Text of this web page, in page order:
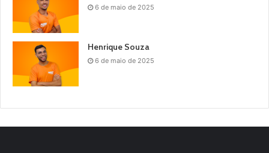
6 de maio de 2025
Henrique Souza
6 de maio de 2025